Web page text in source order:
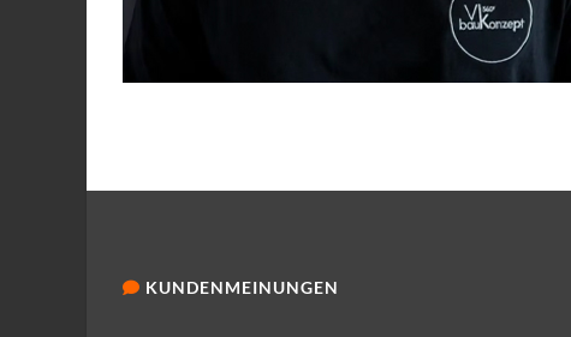
KUNDENMEINUNGEN